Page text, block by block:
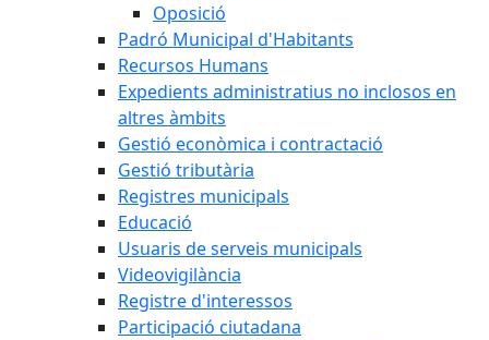
Oposició
Padró Municipal d'Habitants
Recursos Humans
Expedients administratius no inclosos en
altres àmbits
Gestió econòmica i contractació
Gestió tributària
Registres municipals
Educació
Usuaris de serveis municipals
Videovigilància
Registre d'interessos
Participació ciutadana